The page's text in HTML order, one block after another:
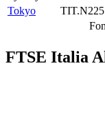
Tokyo
FTSE Italia